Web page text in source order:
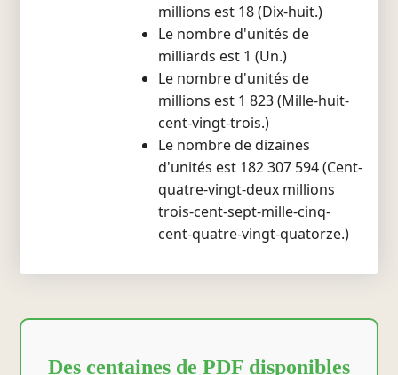
millions est 18 (Dix-huit.)
Le nombre d'unités de
milliards est 1 (Un.)
Le nombre d'unités de
millions est 1 823 (Mille-huit-
cent-vingt-trois.)
Le nombre de dizaines
d'unités est 182 307 594 (Cent-
quatre-vingt-deux millions
trois-cent-sept-mille-cinq-
cent-quatre-vingt-quatorze.)
Des centaines de PDF disponibles